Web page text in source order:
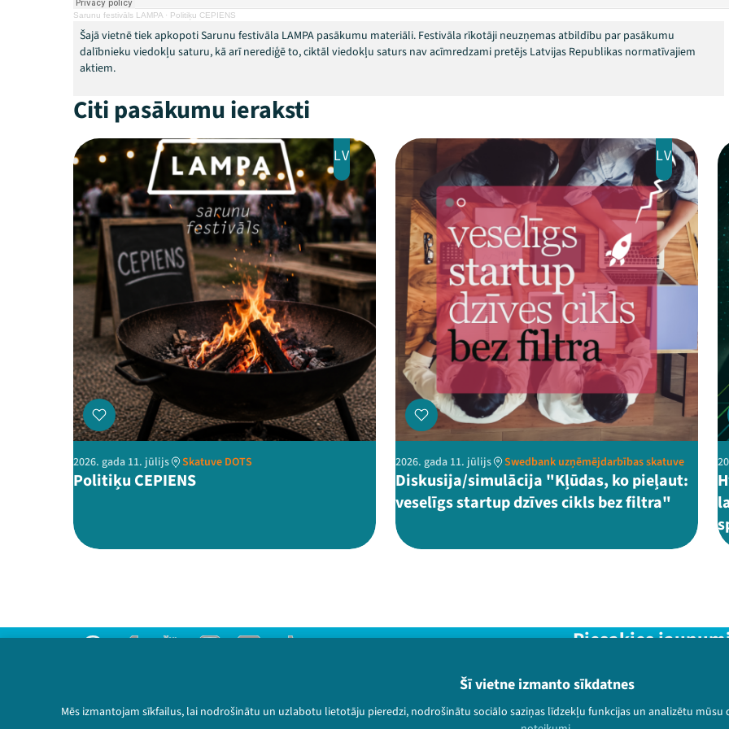
Šī vietne izmanto sīkdatnes
Mēs izmantojam sīkfailus, lai nodrošinātu un uzlabotu lietotāju pieredzi, nodrošinātu sociālo saziņas līdzekļu funkcijas un analizētu
Sarunu festivāls LAMPA · Politiķu CEPIENS
Šajā vietnē tiek apkopoti Sarunu festivāla LAMPA pasākumu materiāli. Festivāla rīkotāji neuzņemas atbildību par pasākumu
dalībnieku viedokļu saturu, kā arī nerediģē to, ciktāl viedokļu saturs nav acīmredzami pretējs Latvijas Republikas normatīvajiem
aktiem.
Citi pasākumu ieraksti
LV
2026. gada 11. jūlijs Skatuve DOTS
Politiķu CEPIENS
LV
2026. gada 11. jūlijs Swedbank uzņēmējdarbības skatuve
Diskusija/simulācija "Kļūdas, ko pieļaut:
veselīgs startup dzīves cikls bez filtra"
Privātuma politika
Lietošanas noteikumi un sīkdatņu politika
Piesakies
Nepalaid garām aktuālāko